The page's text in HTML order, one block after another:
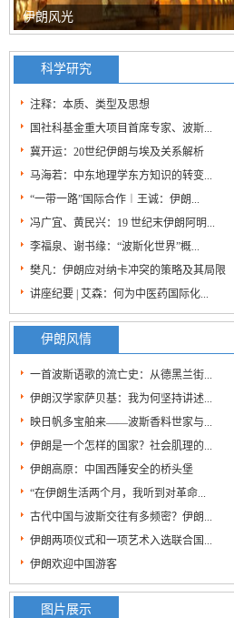
伊朗风光
科学研究
注释：本质、类型及思想
国社科基金重大项目首席专家、波斯...
冀开运：20世纪伊朗与埃及关系解析
马海若：中东地理学东方知识的转变...
“一带一路”国际合作︱王诚：伊朗...
冯广宜、黄民兴：19 世纪末伊朗阿明...
李福泉、谢书缘：“波斯化世界”概...
樊凡：伊朗应对纳卡冲突的策略及其局限
讲座纪要 | 艾森：何为中医药国际化...
伊朗风情
一首波斯语歌的流亡史：从德黑兰街...
伊朗汉学家萨贝基：我为何坚持讲述...
映日帆多宝舶来——波斯香料世家与...
伊朗是一个怎样的国家？社会肌理的...
伊朗高原：中国西陲安全的桥头堡
“在伊朗生活两个月，我听到对革命...
古代中国与波斯交往有多频密？伊朗...
伊朗两项仪式和一项艺术入选联合国...
伊朗欢迎中国游客
图片展示